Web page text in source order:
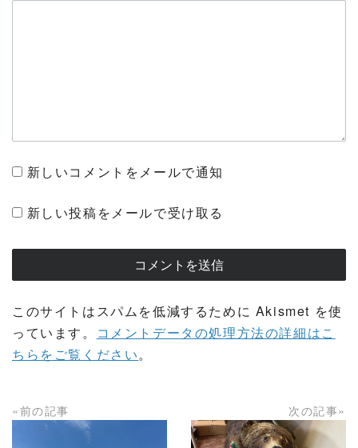
新しいコメントをメールで通知
新しい投稿をメールで受け取る
このサイトはスパムを低減するために Akismet を使
っています。
コメントデータの処理方法の詳細はこ
ちらをご覧ください。
«前の記事 次の記事»